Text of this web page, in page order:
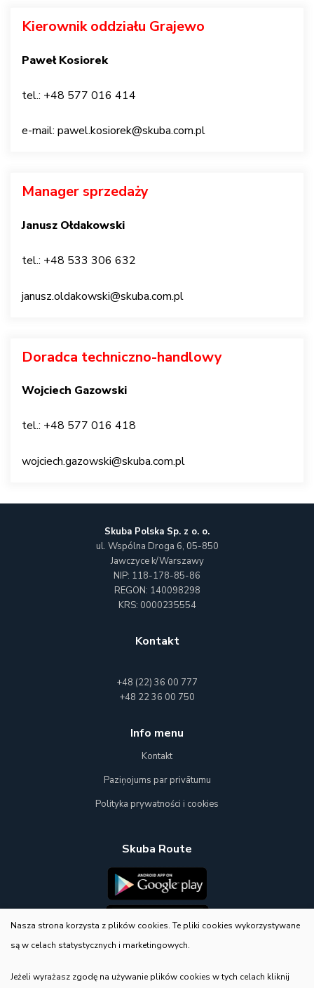
Kierownik oddziału Grajewo
Paweł Kosiorek
tel.: +48 577 016 414
e-mail: pawel.kosiorek@skuba.com.pl
Manager sprzedaży
Janusz Ołdakowski
tel.: +48 533 306 632
janusz.oldakowski@skuba.com.pl
Doradca techniczno-handlowy
Wojciech Gazowski
tel.: +48 577 016 418
wojciech.gazowski@skuba.com.pl
Skuba Polska Sp. z o. o.
ul. Wspólna Droga 6, 05-850
Jawczyce k/Warszawy
NIP: 118-178-85-86
REGON: 140098298
KRS: 0000235554
Kontakt
+48 (22) 36 00 777
+48 22 36 00 750
Info menu
Kontakt
Paziņojums par privātumu
Polityka prywatności i cookies
Skuba Route
E-Shop
Nasza strona korzysta z plików cookies. Te pliki cookies wykorzystywane
są w celach statystycznych i marketingowych.
Jeżeli wyrażasz zgodę na używanie plików cookies w tych celach kliknij